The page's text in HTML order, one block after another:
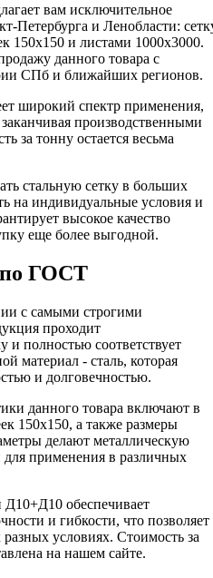
вам исключительное
Петербурга и Ленобласти:
150х150 и листами 1000х3000.
данного товара с
СПб и ближайших регионов.
широкий спектр применения,
производственными
за тонну остается весьма
стальную сетку в больших
на индивидуальные условия и
высокое качество
еще более выгодной.
по ГОСТ
с самыми строгими
проходит
и полностью соответствует
материал - сталь, которая
и долговечностью.
данного товара включают в
150х150, а также размеры
делают металлическую
для применения в различных
Д10+Д10 обеспечивает
и гибкости, что позволяет
условиях. Стоимость за
на нашем сайте.